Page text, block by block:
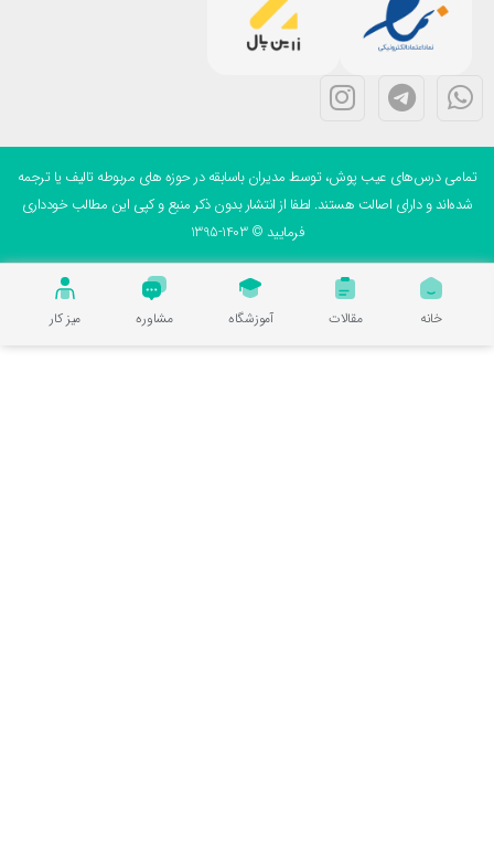
درس‌های عیب پوش، توسط مدیران باسابقه در حوزه های مربوطه تالیف یا ترجمه
و دارای اصالت هستند. لطفا از انتشار بدون ذکر منبع و کپی این مطالب خودداری
فرمایید © 1403-1395
مقالات آموزشگاه مشاوره